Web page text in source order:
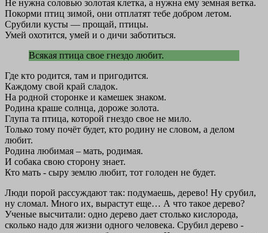
Не нужна соловью золотая клетка, а нужна ему земная ветка.
Покорми птиц зимой, они отплатят тебе добром летом.
Срубили кусты — прощай, птицы.
Умей охотится, умей и о дичи заботиться.
Всякая птица свое гнездо любит.
Где кто родится, там и пригодится.
Каждому свой край сладок.
На родной сторонке и камешек знаком.
Родина краше солнца, дороже золота.
Глупа та птица, которой гнездо свое не мило.
Только тому почёт будет, кто родину не словом, а делом
любит.
Родина любимая – мать, родимая.
И собака свою сторону знает.
Кто мать - сыру землю любит, тот голоден не будет.
Люди порой рассуждают так: подумаешь, дерево! Ну срубил,
ну сломал. Много их, вырастут еще… А что такое дерево?
Ученые высчитали: одно дерево дает столько кислорода,
сколько надо для жизни одного человека. Срубил дерево -